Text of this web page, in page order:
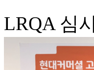
LRQA 심